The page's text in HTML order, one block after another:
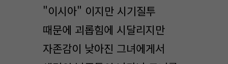
"이시아" 이지만 시기질투
때문에 괴롭힘에 시달리지만
자존감이 낮아진 그녀에게서